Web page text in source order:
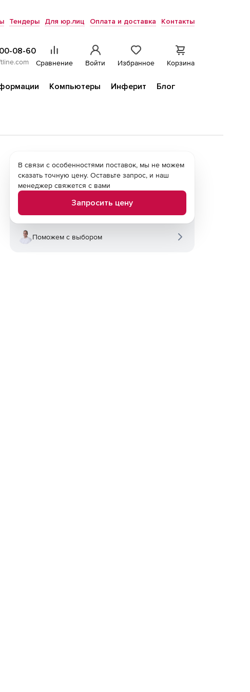
Тендеры Для юр.лиц Оплата и доставка Контакты
08-60
Сравнение Войти Избранное Корзина
Компьютеры Инферит
Блог
В связи с особенностями поставок, мы не можем
сказать точную цену. Оставьте запрос, и наш
менеджер свяжется с вами
Запросить цену
Поможем с выбором